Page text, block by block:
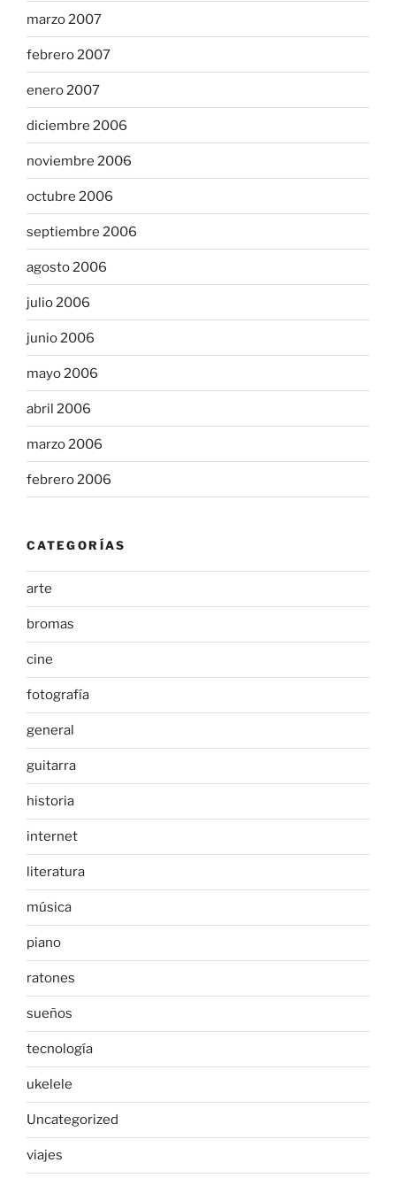
marzo 2007
febrero 2007
enero 2007
diciembre 2006
noviembre 2006
octubre 2006
septiembre 2006
agosto 2006
julio 2006
junio 2006
mayo 2006
abril 2006
marzo 2006
febrero 2006
CATEGORÍAS
arte
bromas
cine
fotografía
general
guitarra
historia
internet
literatura
música
piano
ratones
sueños
tecnología
ukelele
Uncategorized
viajes